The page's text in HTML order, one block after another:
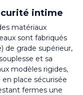
intime
matériaux
sont fabriqués
de grade supérieur,
et sa
modèles rigides,
place sécurisée
fermes une